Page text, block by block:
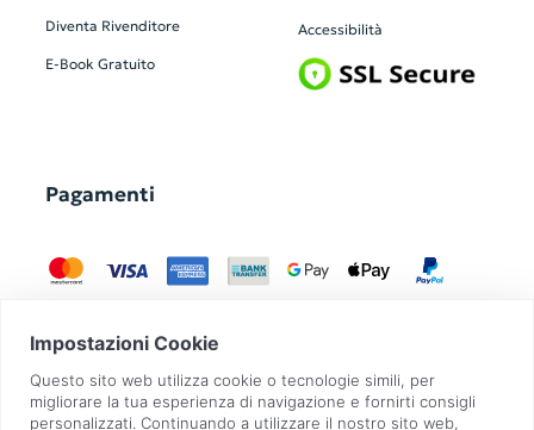
Diventa Rivenditore
E-Book Gratuito
Accessibilità
Pagamenti
GadgetZilla è un Brand di Overbi S.r.l.| realizzato con Contit
| © 2026 Tutti